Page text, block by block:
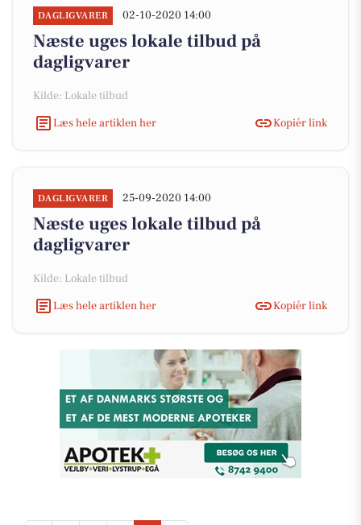
DAGLIGVARER 02-10-2020 14:00
Næste uges lokale tilbud på
dagligvarer
Kilde: Lokale tilbud
Læs hele artiklen her
Kopiér link
DAGLIGVARER 25-09-2020 14:00
Næste uges lokale tilbud på
dagligvarer
Kilde: Lokale tilbud
Læs hele artiklen her
Kopiér link